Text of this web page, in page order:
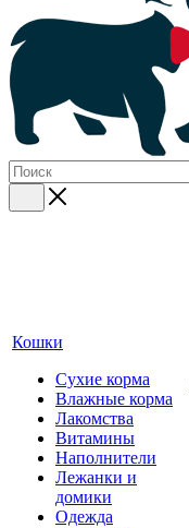
Кошки
Сухие корма
Влажные корма
Лакомства
Витамины
Наполнители
Лежанки и
домики
Одежда